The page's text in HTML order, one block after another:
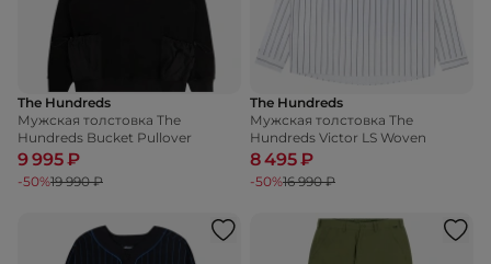
The Hundreds
Мужская толстовка The
Hundreds Bucket Pullover
9 995 ₽
-50%19 990 ₽
The Hundreds
Мужская толстовка The
Hundreds Victor LS Woven
8 495 ₽
-50%16 990 ₽